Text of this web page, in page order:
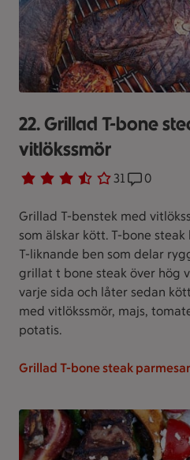
22. Grillad T-bone
vitlökssmör
Betyg 3.2 av 5. 31
31 personer har röstatReceptet
0
Grillad T-benstek med
som älskar kött. T-bone
T-liknande ben som delar
grillat t bone steak över hög
varje sida och låter sedan
med vitlökssmör, majs,
potatis.
Grillad T-bone steak